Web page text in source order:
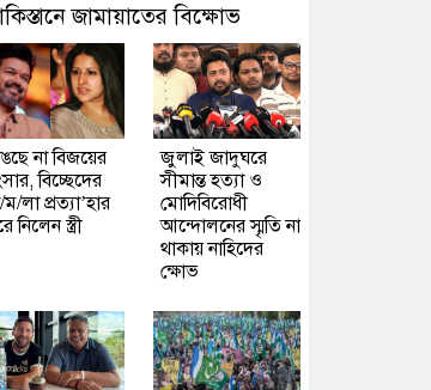
জামায়াতের বিক্ষোভ
না বিজয়ের
বিচ্ছেদের
লা প্রত্যা’হার
নিলেন স্ত্রী
জুলাই জাদুঘরে
সীমান্ত হত্যা ও
মোদিবিরোধী
আন্দোলনের স্মৃতি না
থাকায় নাহিদের
ক্ষোভ